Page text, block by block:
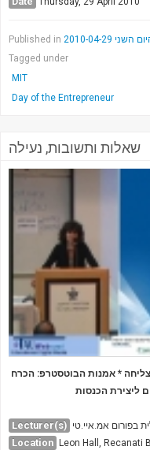
Published in
השני 2010-04-29
Tagged under
MIT
Day of the Entrepreneur
שאלות ותשובות, נעילה
* אמנות הבוטסטרפ: הכרח
ליצירת הכנסות
Lecturer(s) בפורום אמ.איי.טי
Location Leon Hall, Recanati